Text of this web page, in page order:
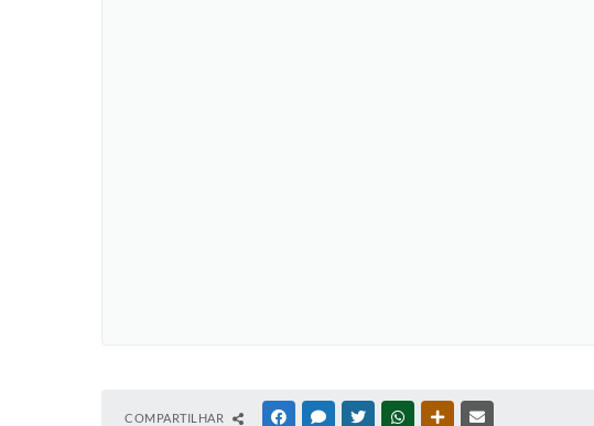
COMPARTILHAR FACEBOOKMESSENGER
TWITTERWHATSAPPOUTRAS MÍDIAS